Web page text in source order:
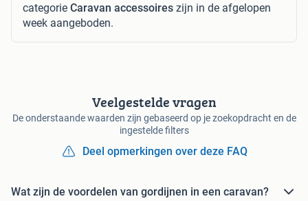
categorie Caravan accessoires zijn in de afgelopen
week aangeboden.
Veelgestelde vragen
De onderstaande waarden zijn gebaseerd op je zoekopdracht en de
ingestelde filters
Deel opmerkingen over deze FAQ
Wat zijn de voordelen van gordijnen in een caravan?